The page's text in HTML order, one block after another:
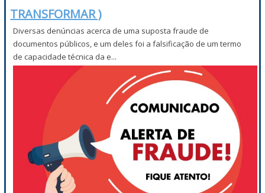
TRANSFORMAR )
Diversas denúncias acerca de uma suposta fraude de
documentos públicos, e um deles foi a falsificação de um termo
de capacidade técnica da e...